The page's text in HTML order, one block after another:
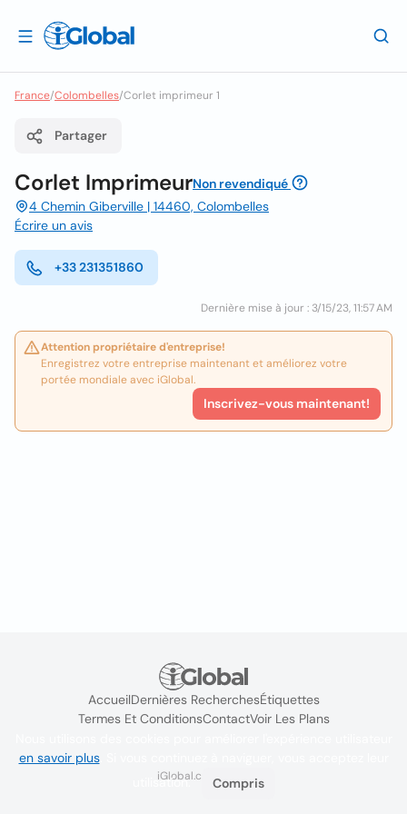
France/Colombelles/Corlet imprimeur 1
Partager
Corlet ImprimeurNon revendiqué
4 Chemin Giberville | 14460, Colombelles
Écrire un avis
+33 231351860
Dernière mise à jour : 3/15/23, 11:57 AM
Attention propriétaire d'entreprise!
Enregistrez votre entreprise maintenant et améliorez votre
portée mondiale avec iGlobal.
Inscrivez-vous maintenant!
AccueilDernières RecherchesÉtiquettes
Termes Et ConditionsContactVoir Les Plans
iGlobal.co @ 2024
en savoir plus. Si vous continuez à naviguer, vous acceptez leur
utilisation.
Compris